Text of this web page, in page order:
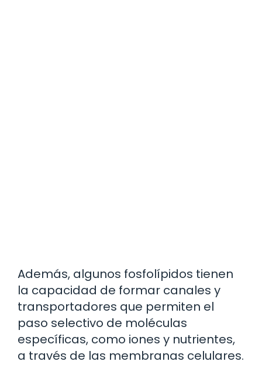
Además, algunos fosfolípidos tienen
la capacidad de formar canales y
transportadores que permiten el
paso selectivo de moléculas
específicas, como iones y nutrientes,
a través de las membranas celulares.